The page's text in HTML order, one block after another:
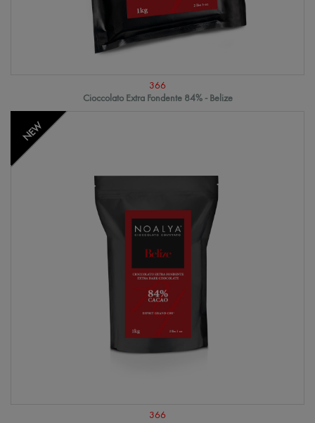
366
Cioccolato Extra Fondente 84% - Belize
NEW
366